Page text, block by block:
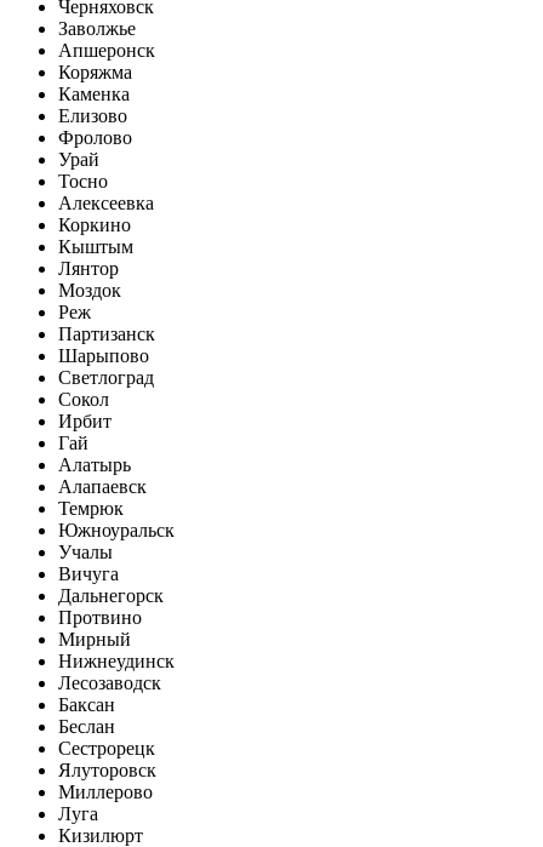
Черняховск
Заволжье
Апшеронск
Коряжма
Каменка
Елизово
Фролово
Урай
Тосно
Алексеевка
Коркино
Кыштым
Лянтор
Моздок
Реж
Партизанск
Шарыпово
Светлоград
Сокол
Ирбит
Гай
Алатырь
Алапаевск
Темрюк
Южноуральск
Учалы
Вичуга
Дальнегорск
Протвино
Мирный
Нижнеудинск
Лесозаводск
Баксан
Беслан
Сестрорецк
Ялуторовск
Миллерово
Луга
Кизилюрт